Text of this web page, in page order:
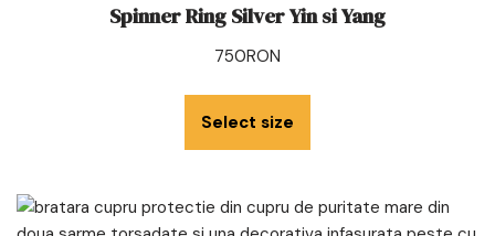
Spinner Ring Silver Yin si Yang
750RON
Select size